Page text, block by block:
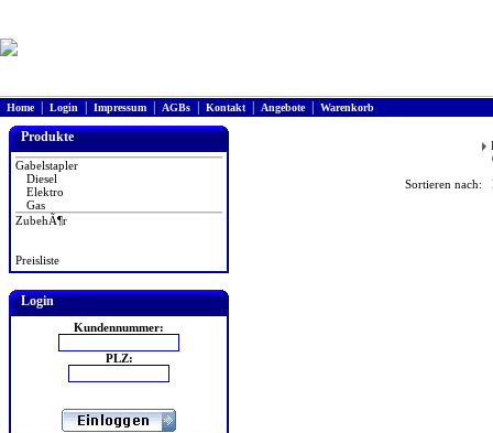
Home| Login Impressum AGBs Kontakt| Angebote| Warenkorb
Produkte
Gabelstapler
Diesel
Elektro
Gas
ZubehÃ¶r
Preisliste
Login
Kundennummer:
PLZ:
Sortieren nach: